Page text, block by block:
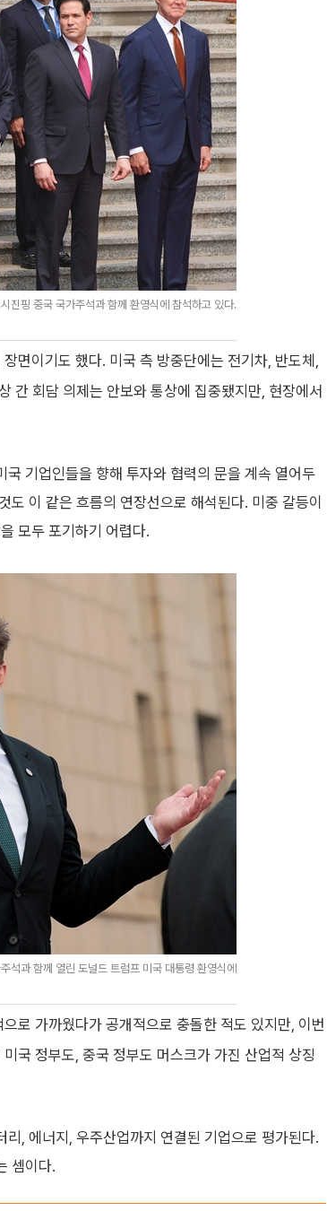
진핑 중국 국가주석과 함께 환영식에 참석하고 있다.
면이기도 했다. 미국 측 방중단에는 전기차, 반도체,
간 회담 의제는 안보와 통상에 집중됐지만, 현장에서
기업인들을 향해 투자와 협력의 문을 계속 열어두
이 같은 흐름의 연장선으로 해석된다. 미중 갈등이
모두 포기하기 어렵다.
과 함께 열린 도널드 트럼프 미국 대통령 환영식에
로 가까웠다가 공개적으로 충돌한 적도 있지만, 이번
국 정부도, 중국 정부도 머스크가 가진 산업적 상징
, 에너지, 우주산업까지 연결된 기업으로 평가된다.
셈이다.